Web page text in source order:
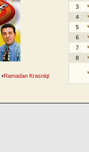
•Ramadan Krasniqi
3
4
5
6
7
8